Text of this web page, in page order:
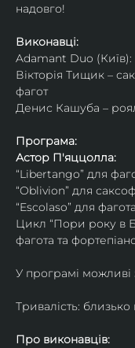
надовго!
Виконавці:
Adamant Duo (Київ):
Вікторія Тищик –
фагот
Денис Кашуба –
Програма:
Астор П'яццолла:
“Libertango” для
“Oblivion” для
“Escolaso” для
Цикл “Пори року в
фагота та
У програмі можливі
Тривалість:
Про виконавців: